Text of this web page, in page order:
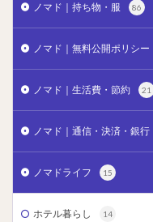
ノマド｜持ち物・服 86
ノマド｜無料公開ポリシー
ノマド｜生活費・節約 21
ノマド｜通信・決済・銀行
ノマドライフ 15
ホテル暮らし 14